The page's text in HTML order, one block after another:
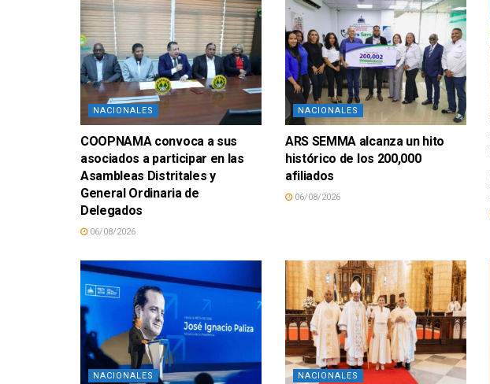
NACIONALES
COOPNAMA convoca a sus
asociados a participar en las
Asambleas Distritales y
General Ordinaria de
Delegados
06/08/2026
NACIONALES
ARS SEMMA alcanza un hito
histórico de los 200,000
afiliados
06/08/2026
NACIONALES NACIONALES